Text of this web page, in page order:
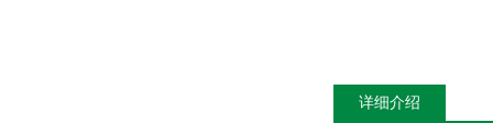
详细介绍